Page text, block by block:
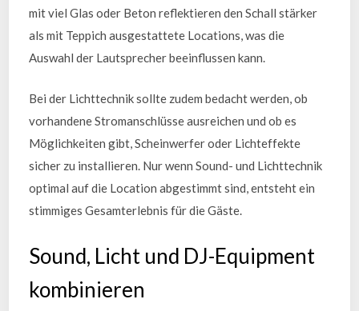
mit viel Glas oder Beton reflektieren den Schall stärker
als mit Teppich ausgestattete Locations, was die
Auswahl der Lautsprecher beeinflussen kann.
Bei der Lichttechnik sollte zudem bedacht werden, ob
vorhandene Stromanschlüsse ausreichen und ob es
Möglichkeiten gibt, Scheinwerfer oder Lichteffekte
sicher zu installieren. Nur wenn Sound- und Lichttechnik
optimal auf die Location abgestimmt sind, entsteht ein
stimmiges Gesamterlebnis für die Gäste.
Sound, Licht und DJ-Equipment
kombinieren